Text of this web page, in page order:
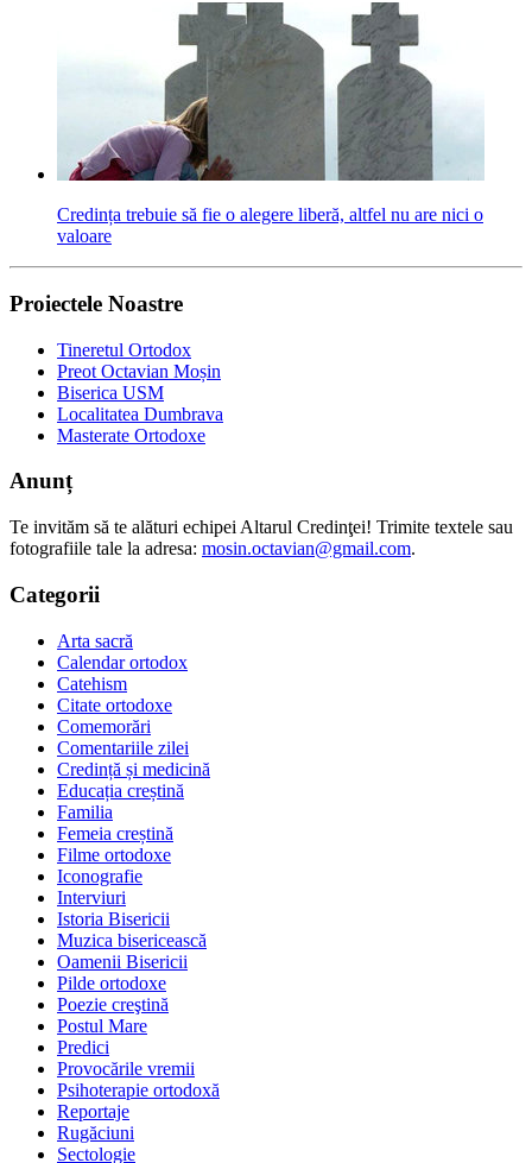
Credința trebuie să fie o alegere liberă, altfel nu are nici o
valoare
Proiectele Noastre
Tineretul Ortodox
Preot Octavian Moșin
Biserica USM
Localitatea Dumbrava
Masterate Ortodoxe
Anunț
Te invităm să te alături echipei Altarul Credinţei! Trimite textele sau
fotografiile tale la adresa: mosin.octavian@gmail.com.
Categorii
Arta sacră
Calendar ortodox
Catehism
Citate ortodoxe
Comemorări
Comentariile zilei
Credință și medicină
Educația creștină
Familia
Femeia creștină
Filme ortodoxe
Iconografie
Interviuri
Istoria Bisericii
Muzica bisericească
Oamenii Bisericii
Pilde ortodoxe
Poezie creştină
Postul Mare
Predici
Provocările vremii
Psihoterapie ortodoxă
Reportaje
Rugăciuni
Sectologie